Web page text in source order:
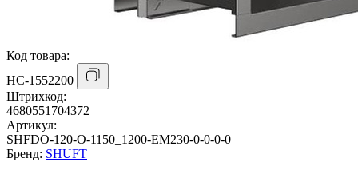
Код товара:
НС-1552200
Штрихкод:
4680551704372
Артикул:
SHFDO-120-O-1150_1200-EM230-0-0-0-0
Бренд: SHUFT